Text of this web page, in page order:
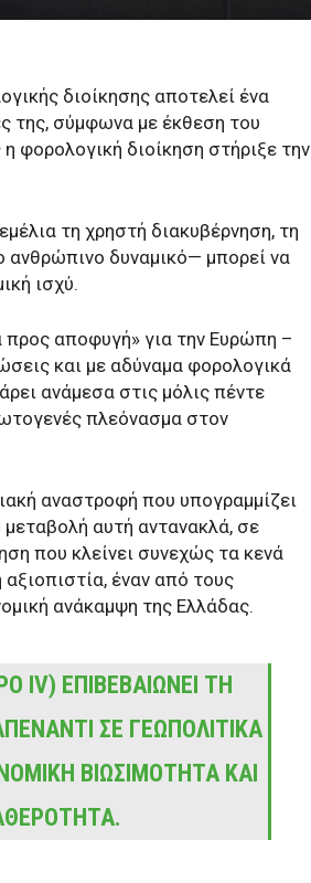
διοίκησης αποτελεί ένα
της, σύμφωνα με έκθεση του
φορολογική διοίκηση στήριξε την
τη χρηστή διακυβέρνηση, τη
δυναμικό— μπορεί να
ισχύ.
προς αποφυγή» για την Ευρώπη –
και με αδύναμα φορολογικά
ανάμεσα στις μόλις πέντε
πλεόνασμα στον
αναστροφή που υπογραμμίζει
αυτή αντανακλά, σε
που κλείνει συνεχώς τα κενά
έναν από τους
ανάκαμψη της Ελλάδας.
IV) ΕΠΙΒΕΒΑΙΏΝΕΙ ΤΗ
ΣΕ ΓΕΩΠΟΛΙΤΙΚΆ
ΒΙΩΣΙΜΌΤΗΤΑ ΚΑΙ